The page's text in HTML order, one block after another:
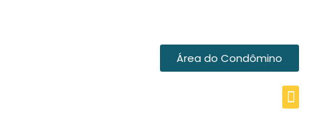
Área do Condômino